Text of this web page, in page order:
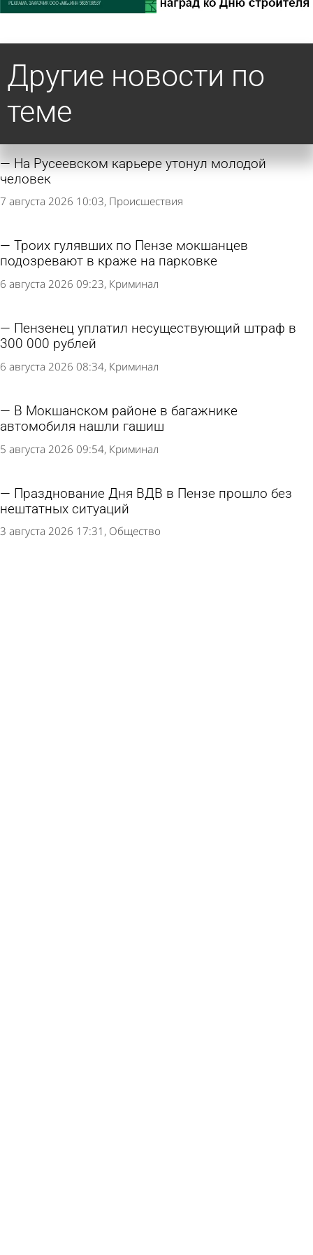
Другие новости по
теме
На Русеевском карьере утонул молодой
человек
7 августа 2026 10:03 Происшествия
Троих гулявших по Пензе мокшанцев
подозревают в краже на парковке
6 августа 2026 09:23 Криминал
Пензенец уплатил несуществующий штраф в
300 000 рублей
6 августа 2026 08:34 Криминал
В Мокшанском районе в багажнике
автомобиля нашли гашиш
5 августа 2026 09:54 Криминал
Празднование Дня ВДВ в Пензе прошло без
нештатных ситуаций
3 августа 2026 17:31 Общество